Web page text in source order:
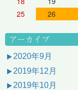
25
26
アーカイブ
2020年9月
2019年12月
2019年10月